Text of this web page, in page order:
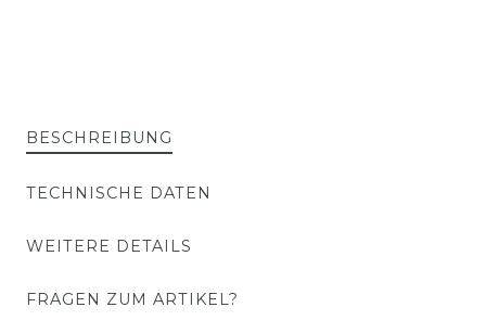
BESCHREIBUNG
TECHNISCHE DATEN
WEITERE DETAILS
FRAGEN ZUM ARTIKEL?